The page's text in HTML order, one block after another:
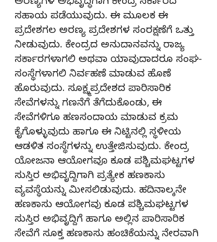
ಸಹಾಯ ಪಡೆಯುವುದು. ಈ ಮೂಲಕ ಈ
ಪ್ರದೇಶಗಲ ಅರಣ್ಯ ಪ್ರದೇಶಗಳ ಸಂರಕ್ಷಣೆಗೆ ಒತ್ತು
ನೀಡುವುದು. ಕೇಂದ್ರದ ಅನುದಾನವನ್ನು ರಾಜ್ಯ
ಸರ್ಕಾರಗಳಾಗಲಿ ಅಥವಾ ಯಾವುದಾದರೂ ಸಂಘ-
ಸಂಸ್ಥೆಗಳಾಗಲಿ ನಿರ್ವಹಣೆ ಮಾಡುವ ಹೊಣೆ
ಹೊರುವುದು. ಸೂಕ್ಷ್ಮಪ್ರದೇಶದ ಪಾರಿಸಾರಿಕ
ಸೇವೆಗಳನ್ನು ಗಣನೆಗೆ ತೆಗೆದುಕೊಂಡು, ಈ
ಸೇವೆಗಳಿಗೂ ಹಣಸಂದಾಯ ಮಾಡುವ ಕ್ರಮ
ಕೈಗೊಳ್ಳುವುದು ಹಾಗೂ ಈ ನಿಟ್ಟಿನಲ್ಲಿ ಸ್ಥಳೀಯ
ಆಡಳಿತ ಸಂಸ್ಥೆಗಳನ್ನು ಉತ್ತೇಜಿಸುವುದು. ಕೇಂದ್ರ
ಯೋಜನಾ ಆಯೋಗವೂ ಕೂಡ ಪಶ್ಚಿಮಘಟ್ಟಗಳ
ಸುಸ್ತಿರ ಅಭಿವೃದ್ದಿಗಾಗಿ ಪ್ರತ್ಯೇಕ ಹಣಕಾಸು
ವ್ಯವಸ್ಥೆಯನ್ನು ಮೀಸಲಿಡುವುದು. ಹದಿನಾಲ್ಕನೇ
ಹಣಕಾಸು ಆಯೋಗವು ಕೂಡ ಪಶ್ಚಿಮಘಟ್ಟಗಳ
ಸುಸ್ತಿರ ಅಭಿವೃದ್ದಿಗೆ ಹಾಗೂ ಅಲ್ಲಿನ ಪಾರಿಸಾರಿಕ
ಸೇವೆಗೆ ಸೂಕ್ತ ಹಣಕಾಸು ಹಂಚಿಕೆಯನ್ನು ನೇರವಾಗಿ